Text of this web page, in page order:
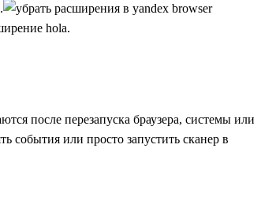
hola.
после перезапуска браузера, системы или
события или просто запустить сканер в